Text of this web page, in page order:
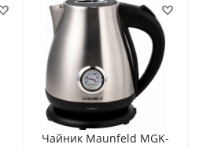
Чайник Maunfeld MGK-